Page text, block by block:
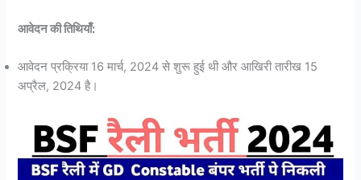
आवेदन की तिथियाँ:
आवेदन प्रक्रिया 16 मार्च, 2024 से शुरू हुई थी और आखिरी तारीख 15
अप्रैल, 2024 है।